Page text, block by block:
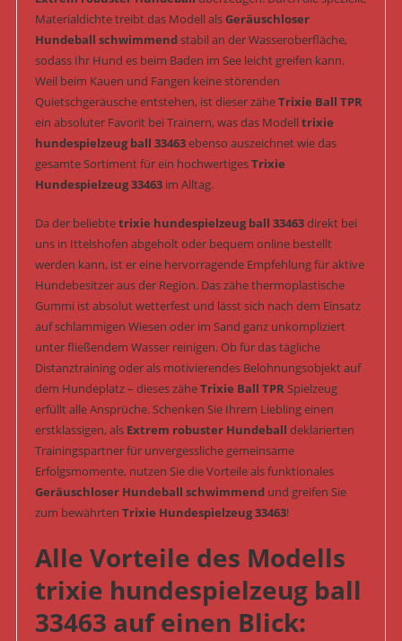
Materialdichte treibt das Modell alsGeräuschloser
Hundeball schwimmendstabil an der Wasseroberfläche,
sodass Ihr Hund es beim Baden im See leicht greifen kann.
Weil beim Kauen und Fangen keine störenden
Quietschgeräusche entstehen, ist dieser zäheTrixie Ball TPR
ein absoluter Favorit bei Trainern, was das Modelltrixie
hundespielzeug ball 33463ebenso auszeichnet wie das
gesamte Sortiment für ein hochwertigesTrixie
Hundespielzeug 33463im Alltag.
Da der beliebtetrixie hundespielzeug ball 33463direkt bei
uns in Ittelshofen abgeholt oder bequem online bestellt
werden kann, ist er eine hervorragende Empfehlung für aktive
Hundebesitzer aus der Region. Das zähe thermoplastische
Gummi ist absolut wetterfest und lässt sich nach dem Einsatz
auf schlammigen Wiesen oder im Sand ganz unkompliziert
unter fließendem Wasser reinigen. Ob für das tägliche
Distanztraining oder als motivierendes Belohnungsobjekt auf
dem Hundeplatz – dieses zäheTrixie Ball TPRSpielzeug
erfüllt alle Ansprüche. Schenken Sie Ihrem Liebling einen
erstklassigen, als Extrem robuster Hundeball deklarierten
Trainingspartner für unvergessliche gemeinsame
Erfolgsmomente, nutzen Sie die Vorteile als funktionales
Geräuschloser Hundeball schwimmendund greifen Sie
zum bewährten Trixie Hundespielzeug 33463!
Alle Vorteile des Modells
trixie hundespielzeug ball
33463 auf einen Blick: